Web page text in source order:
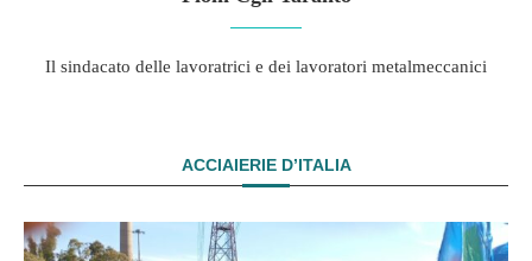
Il sindacato delle lavoratrici e dei lavoratori metalmeccanici
ACCIAIERIE D’ITALIA